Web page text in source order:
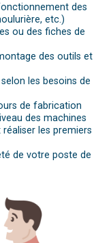
des
etc.)
ou des fiches de
des outils et
les besoins de
de fabrication
des machines
les premiers
de votre poste de